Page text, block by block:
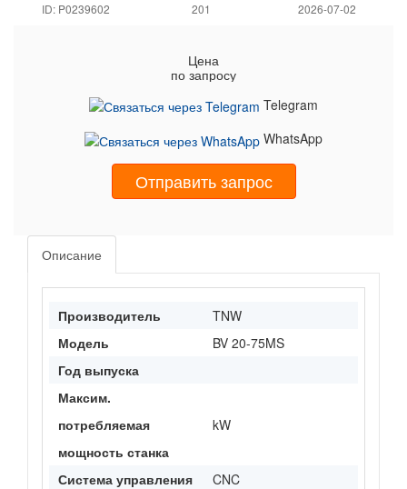
ID: P0239602 201 2026-07-02
Цена
по запросу
Telegram
WhatsApp
Отправить запрос
Описание
Производитель
TNW
Модель
BV 20-75MS
Год выпуска
Максим.
потребляемая
мощность станка
kW
Система управления
CNC